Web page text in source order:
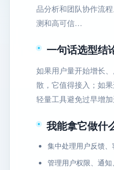
品分析和团队协作流
测和高可信…
一句话选型结
如果用户量开始增长
散，它值得接入；如
轻量工具避免过早增加
我能拿它做什
集中处理用户反馈
管理用户权限、通